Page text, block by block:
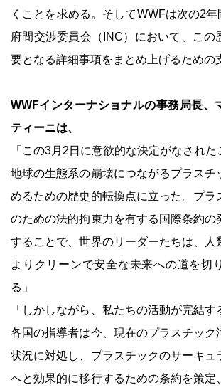
くことを求める。そしてWWFは次の2
府間交渉委員会（INC）において、この
要となる詳細事項をまとめ上げるための
WWFインターナショナルの事務局長、
ティーニは、
「この3月2日に意欲的な決定がなされ
地球の生態系の崩壊につながるプラスチ
めるための歴史的転換点に立った。プラ
のための法的拘束力を有する国際条約の
することで、世界のリーダーたちは、人
よりクリーンで安全な未来への道を切
る」
「しかしながら、私たちの活動が完結す
各国の指導者は今、現在のプラスチック
状況に対処し、プラスチックのサーキュ
へと効果的に移行するための条約を策定